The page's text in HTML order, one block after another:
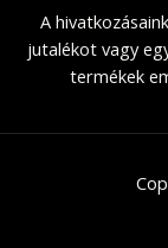
A
jutalékot vagy
termékek